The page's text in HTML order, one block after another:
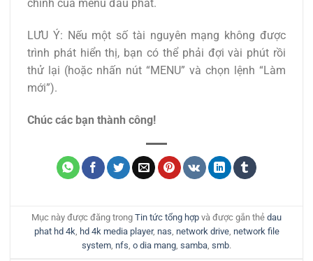
chính của menu đầu phát.
LƯU Ý: Nếu một số tài nguyên mạng không được
trình phát hiển thị, bạn có thể phải đợi vài phút rồi
thử lại (hoặc nhấn nút “MENU” và chọn lệnh “Làm
mới”).
Chúc các bạn thành công!
Mục này được đăng trong Tin tức tổng hợp và được gắn thẻ dau
phat hd 4k hd 4k media player, nas network drive, network file
system nfs o dia mang samba smb.